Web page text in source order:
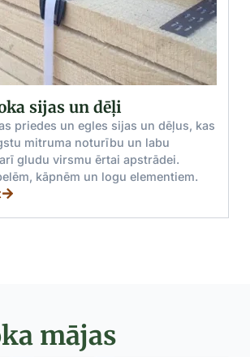
dēļus, kas
Zāģmateriāli:
būvniecībai
Augstas kvalitātes
kas ideāli piemēroti
draudzīgas īpašības un
mājas